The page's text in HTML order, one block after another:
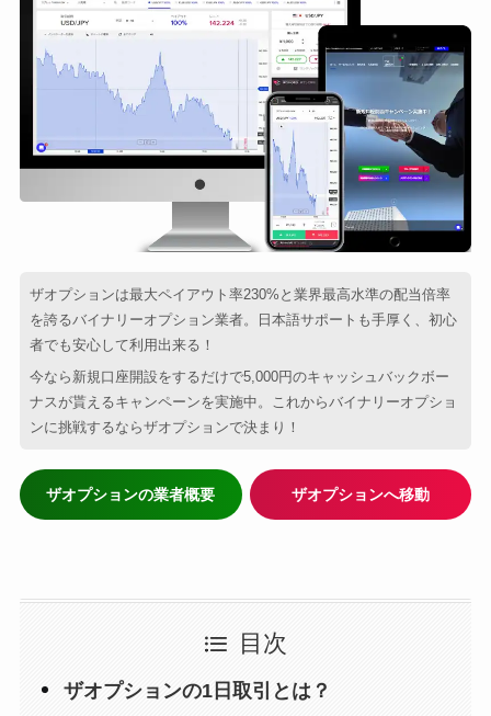
ザオプションは最大ペイアウト率230%と業界最高水準の配当倍率
を誇るバイナリーオプション業者。日本語サポートも手厚く、初心
者でも安心して利用出来る！
今なら新規口座開設をするだけで5,000円のキャッシュバックボー
ナスが貰えるキャンペーンを実施中。これからバイナリーオプショ
ンに挑戦するならザオプションで決まり！
ザオプションの業者概要 ザオプションへ移動
目次
ザオプションの1日取引とは？